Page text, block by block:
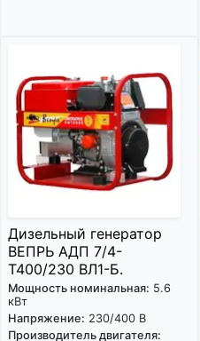
Дизельный генератор
ВЕПРЬ АДП 7/4-
Т400/230 ВЛ1-Б.
Мощность номинальная: 5.6
кВт
Напряжение: 230/400 В
Производитель двигателя: